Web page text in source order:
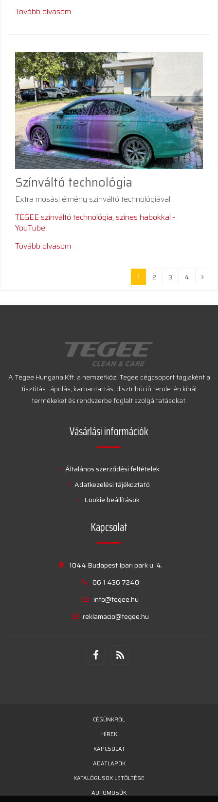
Tovább olvasom
Színváltó technológia
Extra mosási élmény színváltó technológiával.
TEGEE színváltó technológia, színes habokkal -
YouTube
Tovább olvasom
1 2 3 4
A Tegee Hungaria Kft. a nemzetközi Tegee cégcsoport tagjaként a
tisztítás , ápolás, karbantartás, disztribúció területén kínál
termékeket és rendszerbe foglalt szolgáltatásokat.
Vásárlási információk
Általános szerződési feltételek
Adatkezelési tájékoztató
Cookie beállítások
Kapcsolat
1044 Budapest Ipari park u. 4.
06 1 436 7240
info@tegee.hu
reklamacio@tegee.hu
CÉGÜNKRŐL
HÍREK
KAPCSOLAT
ADATLAPOK
KATALÓGUSOK LETÖLTÉSE
AUTÓMOSÓK